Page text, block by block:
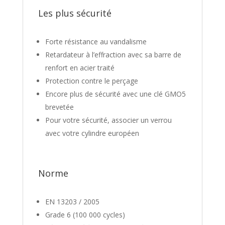
Les plus sécurité
Forte résistance au vandalisme
Retardateur à l’effraction avec sa barre de
renfort en acier traité
Protection contre le perçage
Encore plus de sécurité avec une clé GMO5
brevetée
Pour votre sécurité, associer un verrou
avec votre cylindre européen
Norme
EN 13203 / 2005
Grade 6 (100 000 cycles)